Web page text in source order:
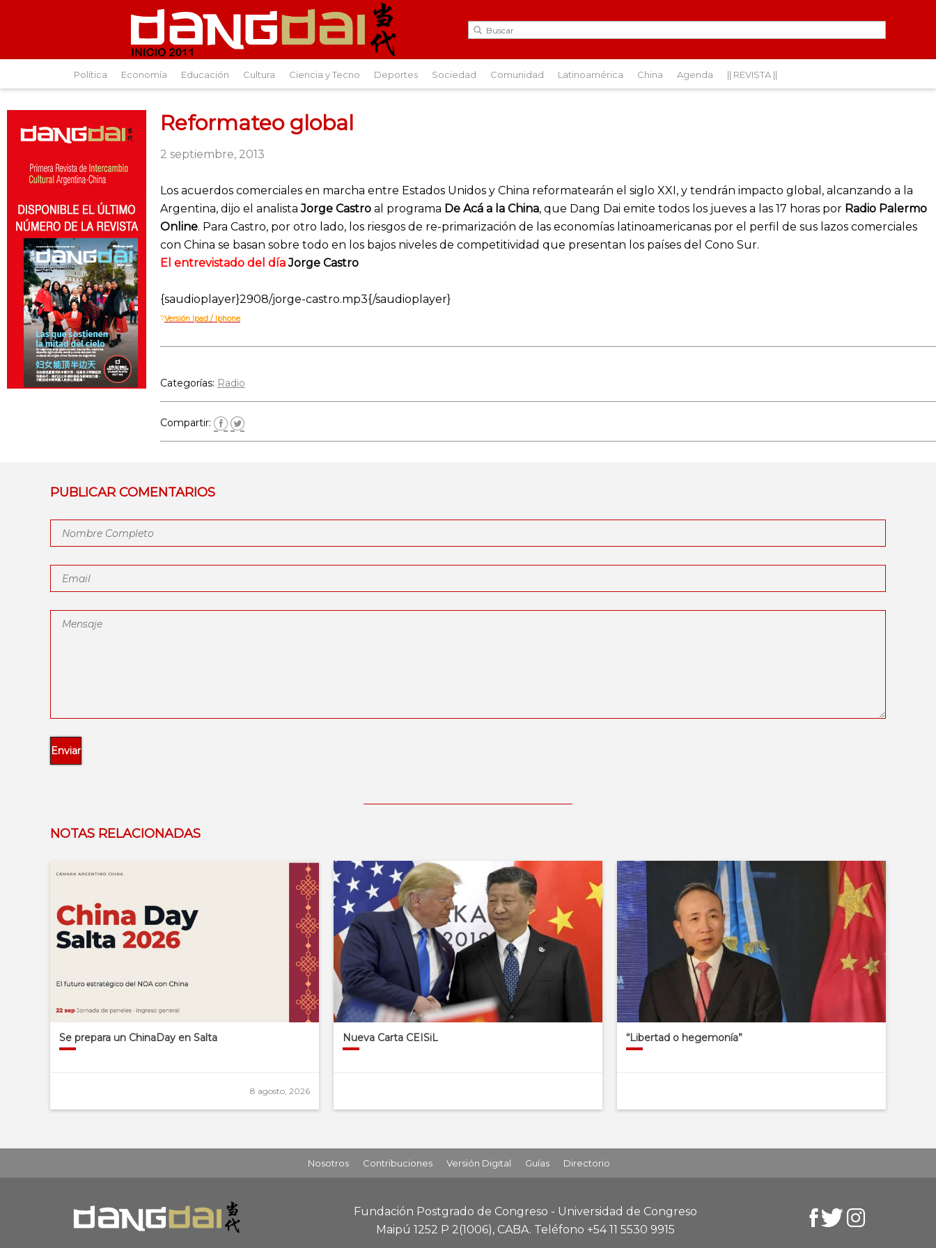
Política Economía Educación Cultura Ciencia y Tecno Deportes Sociedad Comunidad Latinoamérica China Agenda || REVISTA ||
Reformateo global
2 septiembre, 2013
Los acuerdos comerciales en marcha entre Estados Unidos y China reformatearán el siglo XXI, y tendrán impacto global, alcanzando a la
Argentina, dijo el analistaJorge Castro al programa De Acá a la China, que Dang Dai emite todos los jueves a las 17 horas por Radio Palermo
Online. Para Castro, por otro lado, los riesgos de re-primarización de las economías latinoamericanas por el perfil de sus lazos comerciales
con China se basan sobre todo en los bajos niveles de competitividad que presentan los países del Cono Sur.
El entrevistado del día Jorge Castro
{saudioplayer}2908/jorge-castro.mp3{/saudioplayer}
?Versión Ipad / Iphone
Categorías: Radio
Compartir:
PUBLICAR COMENTARIOS
NOTAS RELACIONADAS
Se prepara un ChinaDay en Salta
8 agosto, 2026
Nueva Carta CEISiL “Libertad o hegemonía”
Nosotros Contribuciones Versión Digital Guías Directorio
Fundación Postgrado de Congreso - Universidad de Congreso
Maipú 1252 P 2(1006), CABA. Teléfono +54 11 5530 9915